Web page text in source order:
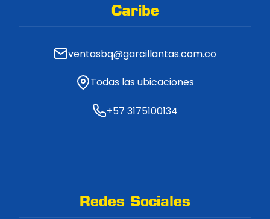
Caribe
ventasbq@garcillantas.com.co
Todas las ubicaciones
+57 3175100134
Redes Sociales